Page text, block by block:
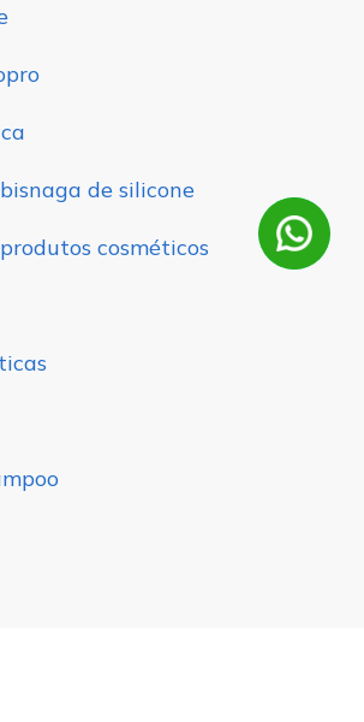
de silicone
cosméticos